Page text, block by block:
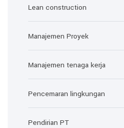
Lean construction
Manajemen Proyek
Manajemen tenaga kerja
Pencemaran lingkungan
Pendirian PT